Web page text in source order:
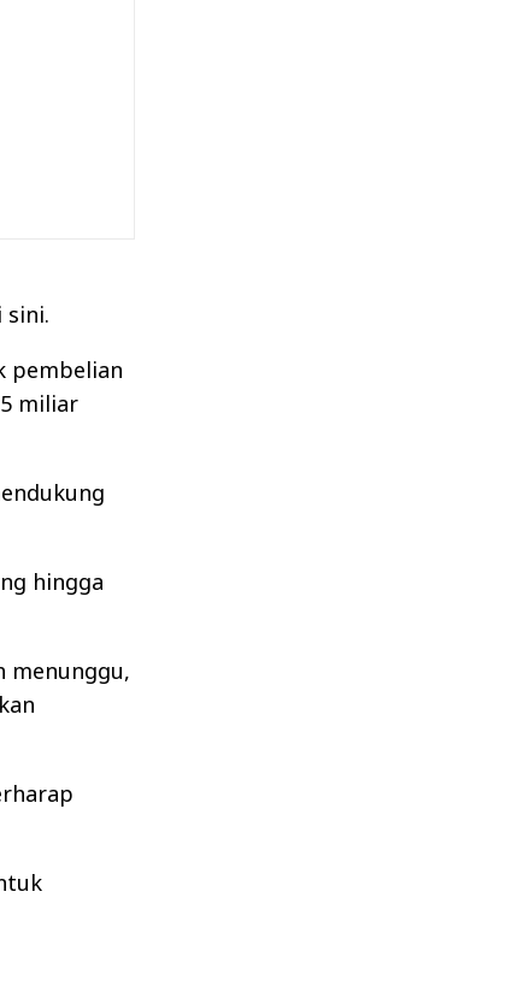
sini.
pembelian
miliar
hingga
menunggu,